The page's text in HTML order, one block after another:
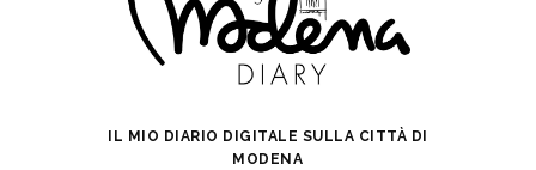
IL MIO DIARIO DIGITALE SULLA CITTÀ DI
MODENA